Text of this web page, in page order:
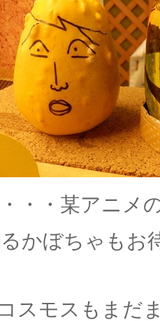
・・某アニメ
かぼちゃもお
スモスもまだ